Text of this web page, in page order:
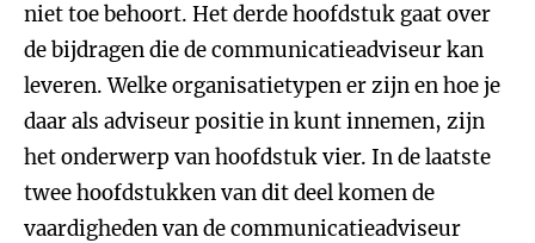
niet toe behoort. Het derde hoofdstuk gaat over
de bijdragen die de communicatieadviseur kan
leveren. Welke organisatietypen er zijn en hoe je
daar als adviseur positie in kunt innemen, zijn
het onderwerp van hoofdstuk vier. In de laatste
twee hoofdstukken van dit deel komen de
vaardigheden van de communicatieadviseur